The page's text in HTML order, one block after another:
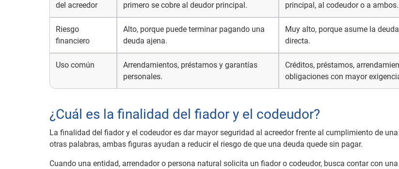
del acreedor
primero se cobre al deudor principal.
principal, al codeudor o a ambos.
Riesgo
financiero
Alto, porque puede terminar pagando una
deuda ajena.
Muy alto, porque asume la
directa.
Uso común
Arrendamientos, préstamos y garantías
personales.
Créditos, préstamos,
obligaciones con mayor
¿Cuál es la finalidad del fiador y el codeudor?
La finalidad del fiador y el codeudor es dar mayor seguridad al acreedor frente al cumplimiento de
otras palabras, ambas figuras ayudan a reducir el riesgo de que una deuda quede sin pagar.
Cuando una entidad, arrendador o persona natural solicita un fiador o codeudor, busca contar con